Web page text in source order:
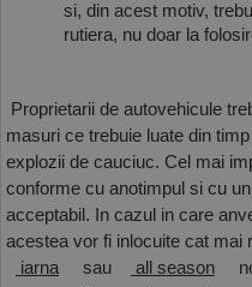
si, din acest motiv,
rutiera, nu doar la
Proprietarii de autovehicule
masuri ce trebuie luate din
explozii de cauciuc. Cel mai
conforme cu anotimpul si cu
acceptabil. In cazul in care
acestea vor fi inlocuite cat mai
iarna
sau all season